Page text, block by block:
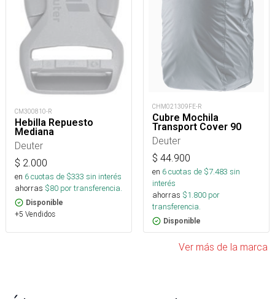
CM300810-R
Hebilla Repuesto
Mediana
Deuter
$ 2.000
en 6cuotas de $333 sin interés
ahorras $80 por transferencia.
Disponible
+5 Vendidos
CHM021309FE-R
Cubre Mochila
Transport Cover 90
Deuter
$ 44.900
en 6cuotas de $7.483 sin
interés
ahorras $1.800 por
transferencia.
Disponible
Ver más de la marca